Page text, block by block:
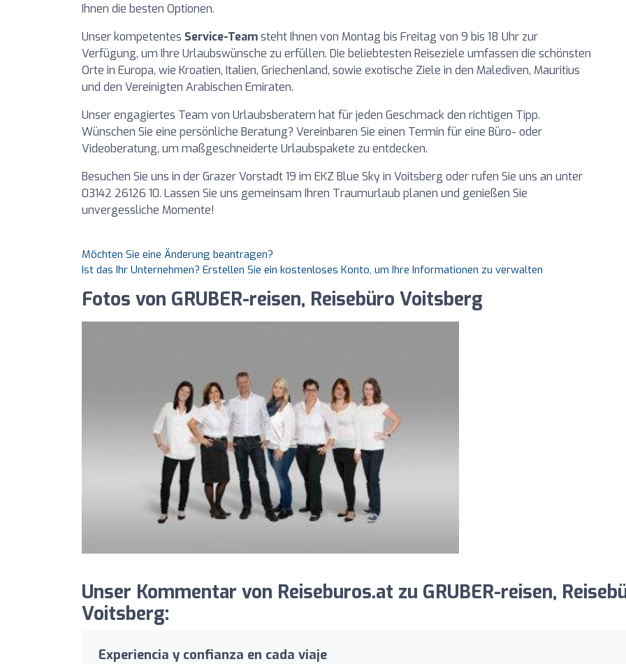
Ihnen die besten Optionen.
Unser kompetentes Service-Teamsteht Ihnen von Montag bis Freitag von 9 bis 18 Uhr zur
Verfügung, um Ihre Urlaubswünsche zu erfüllen. Die beliebtesten Reiseziele umfassen die schönsten
Orte in Europa, wie Kroatien, Italien, Griechenland, sowie exotische Ziele in den Malediven, Mauritius
und den Vereinigten Arabischen Emiraten.
Unser engagiertes Team von Urlaubsberatern hat für jeden Geschmack den richtigen Tipp.
Wünschen Sie eine persönliche Beratung? Vereinbaren Sie einen Termin für eine Büro- oder
Videoberatung, um maßgeschneiderte Urlaubspakete zu entdecken.
Besuchen Sie uns in der Grazer Vorstadt 19 im EKZ Blue Sky in Voitsberg oder rufen Sie uns an unter
03142 26126 10. Lassen Sie uns gemeinsam Ihren Traumurlaub planen und genießen Sie
unvergessliche Momente!
Möchten Sie eine Änderung beantragen?
Ist das Ihr Unternehmen? Erstellen Sie ein kostenloses Konto, um Ihre Informationen zu verwalten
Fotos von GRUBER-reisen, Reisebüro Voitsberg
Unser Kommentar von Reiseburos.at zu GRUBER-reisen,
Voitsberg:
Experiencia y confianza en cada viaje